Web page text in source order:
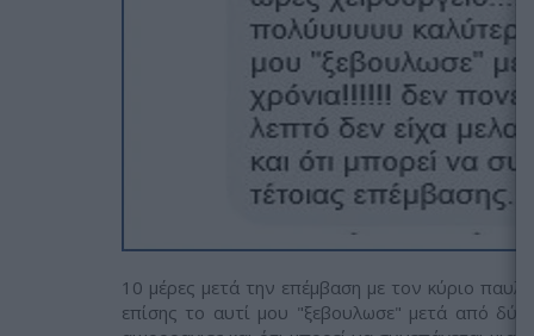
10 μέρες μετά την επέμβαση με τον κύριο
επίσης το αυτί μου "ξεβουλωσε" μετά από δύο